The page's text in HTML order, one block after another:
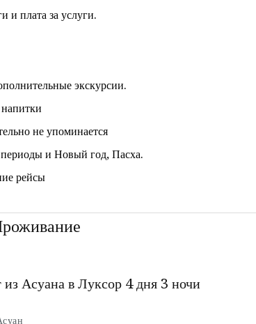
и плата за услуги.
экскурсии.
не упоминается
и Новый год, Пасха.
рейсы
из Асуана в Луксор 4 дня 3 ночи